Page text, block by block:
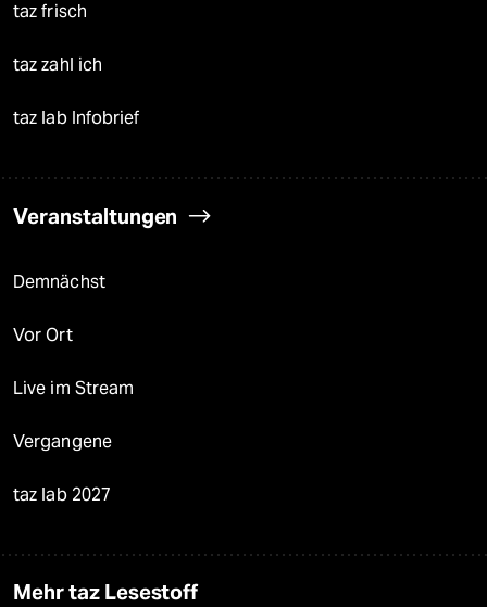
taz frisch
taz zahl ich
taz lab Infobrief
Veranstaltungen
Demnächst
Vor Ort
Live im Stream
Vergangene
taz lab 2027
Mehr taz Lesestoff